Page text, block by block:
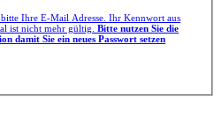
Ihre E-Mail Adresse. Ihr Kennwort aus
ist nicht mehr gültig. Bitte nutzen Sie die
damit Sie ein neues Passwort setzen